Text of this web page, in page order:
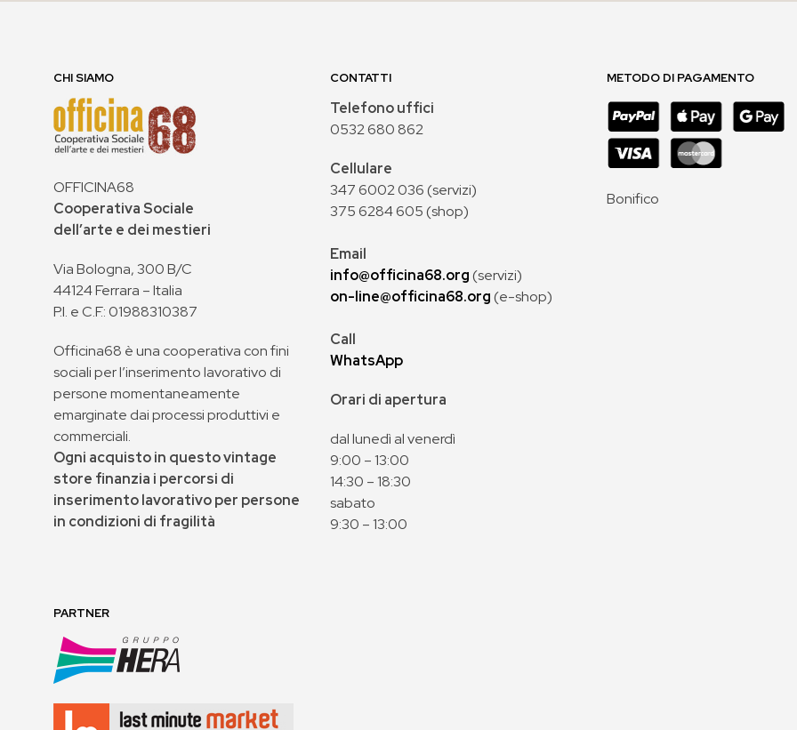
CHI SIAMO
OFFICINA68
Cooperativa Sociale
dell’arte e dei mestieri
Via Bologna, 300 B/C
44124 Ferrara – Italia
P.I. e C.F.: 01988310387
Officina68 è una cooperativa con fini
sociali per l’inserimento lavorativo di
persone momentaneamente
emarginate dai processi produttivi e
commerciali.
Ogni acquisto in questo vintage
store finanzia i percorsi di
inserimento lavorativo per persone
in condizioni di fragilità
CONTATTI
Telefono uffici
0532 680 862
Cellulare
347 6002 036 (servizi)
375 6284 605 (shop)
Email
info@officina68.org(servizi)
on-line@officina68.org(e-shop)
Call
WhatsApp
Orari di apertura
dal lunedì al venerdì
9:00 – 13:00
14:30 – 18:30
sabato
9:30 – 13:00
METODO DI PAGAMENTO
Bonifico
PARTNER